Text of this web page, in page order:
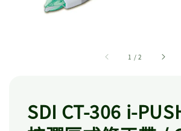
1 /2
SDI CT-306 i-